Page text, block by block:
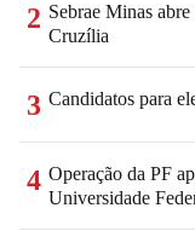
2 Sebrae Minas
Cruzília
3 Candidatos para
4 Operação da PF
Universidade